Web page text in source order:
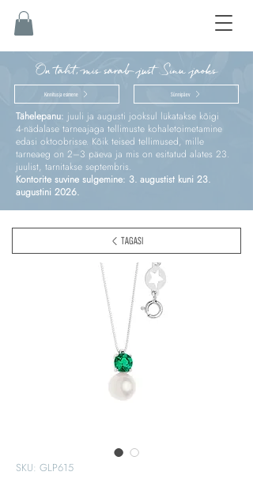
On täht, mis särab just Sinu jaoks
Kinnitus ja esimene Sünnipäev
Tähelepanu: juuli ja augusti jooksul lükatakse kõigi
4‑nädalase tarneajaga tellimuste kohaletoimetamine
edasi oktoobrisse. Kõik teised tellimused, mille
tarneaeg on 2–3 päeva ja mis on esitatud alates 23.
juulist, tarnitakse septembris.
Kontorite suvine sulgemine: 3. augustist kuni 23.
augustini 2026.
SKU: GLP615
TAGASI